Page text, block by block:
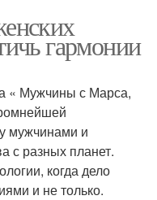
гармонии
« Мужчины с Марса,
мужчинами и
с разных планет.
когда дело
и не только.